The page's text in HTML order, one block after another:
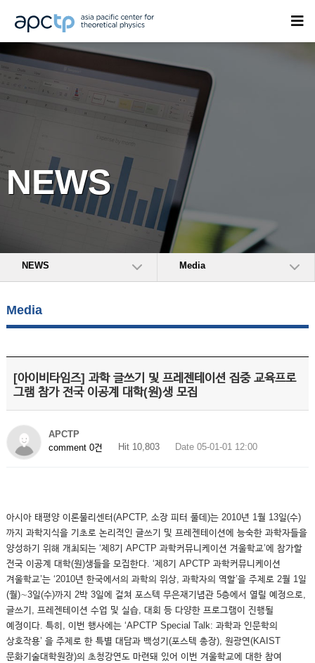
NEWS
NEWS Media
Media
[아이비타임즈] 과학 글쓰기 및 프레젠테이션 집중 교육프로
그램 참가 전국 이공계 대학(원)생 모집
APCTP
comment 0건
Hit 10,803 Date 05-01-01 12:00
아시아 태평양 이론물리센터(APCTP, 소장 피터 풀데)는 2010년 1월 13일(수)
까지 과학지식을 기초로 논리적인 글쓰기 및 프레젠테이션에 능숙한 과학자들을
양성하기 위해 개최되는 ‘제8기 APCTP 과학커뮤니케이션 겨울학교’에 참가할
전국 이공계 대학(원)생들을 모집한다. ‘제8기 APCTP 과학커뮤니케이션
겨울학교’는 ‘2010년 한국에서의 과학의 위상, 과학자의 역할’을 주제로 2월 1일
(월)∼3일(수)까지 2박 3일에 걸쳐 포스텍 무은재기념관 5층에서 열릴 예정으로,
글쓰기, 프레젠테이션 수업 및 실습, 대회 등 다양한 프로그램이 진행될
예정이다. 특히, 이번 행사에는 ‘APCTP Special Talk: 과학과 인문학의
상호작용’ 을 주제로 한 특별 대담과 백성기(포스텍 총장), 원광연(KAIST
문화기술대학원장)의 초청강연도 마련돼 있어 이번 겨울학교에 대한 참여